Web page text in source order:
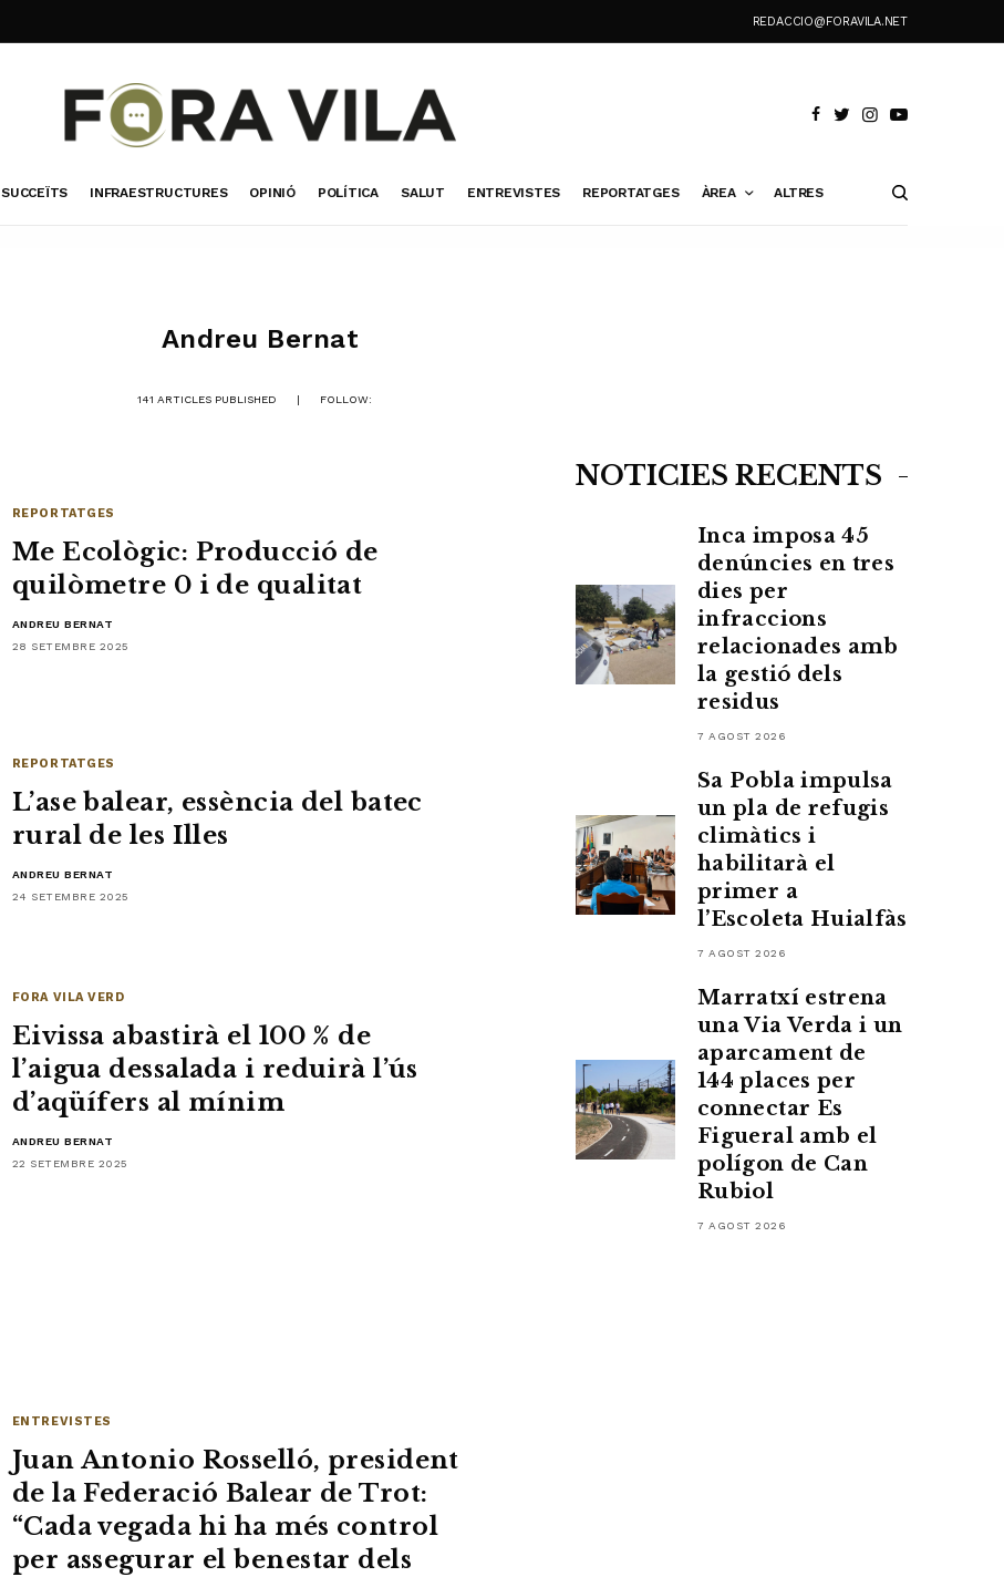
REDACCIO@FORAVILA.NET
SUCCEÏTS INFRAESTRUCTURES OPINIÓ POLÍTICA SALUT ENTREVISTES REPORTATGES ÀREA ALTRES
Andreu Bernat
141 ARTICLES PUBLISHED | FOLLOW:
REPORTATGES
Me Ecològic: Producció de
quilòmetre 0 i de qualitat
ANDREU BERNAT
28 SETEMBRE 2025
REPORTATGES
L’ase balear, essència del batec
rural de les Illes
ANDREU BERNAT
24 SETEMBRE 2025
FORA VILA VERD
Eivissa abastirà el 100 % de
l’aigua dessalada i reduirà l’ús
d’aqüífers al mínim
ANDREU BERNAT
22 SETEMBRE 2025
ENTREVISTES
Juan Antonio Rosselló, president
de la Federació Balear de Trot:
“Cada vegada hi ha més control
per assegurar el benestar dels
NOTÍCIES RECENTS
Inca imposa 45
denúncies en tres
dies per
infraccions
relacionades amb
la gestió dels
residus
7 AGOST 2026
Sa Pobla impulsa
un pla de refugis
climàtics i
habilitarà el
primer a
l’Escoleta Huialfàs
7 AGOST 2026
Marratxí estrena
una Via Verda i un
aparcament de
144 places per
connectar Es
Figueral amb el
polígon de Can
Rubiol
7 AGOST 2026